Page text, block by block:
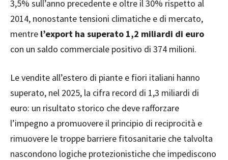
3,5% sull’anno precedente e oltre il 30% rispetto al
2014, nonostante tensioni climatiche e di mercato,
mentre l’export ha superato 1,2 miliardi di euro
con un saldo commerciale positivo di 374 milioni.
Le vendite all’estero di piante e fiori italiani hanno
superato, nel 2025, la cifra record di 1,3 miliardi di
euro: un risultato storico che deve rafforzare
l’impegno a promuovere il principio di reciprocità e
rimuovere le troppe barriere fitosanitarie che talvolta
nascondono logiche protezionistiche che impediscono